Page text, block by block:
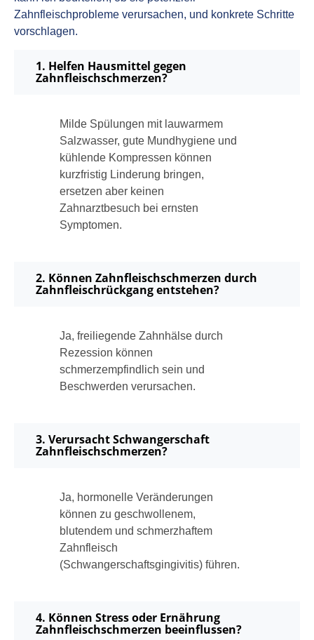
Zahnfleischprobleme verursachen, und konkrete Schritte
vorschlagen.
1. Helfen Hausmittel gegen
Zahnfleischschmerzen?
Milde Spülungen mit lauwarmem
Salzwasser, gute Mundhygiene und
kühlende Kompressen können
kurzfristig Linderung bringen,
ersetzen aber keinen
Zahnarztbesuch bei ernsten
Symptomen.
2. Können Zahnfleischschmerzen durch
Zahnfleischrückgang entstehen?
Ja, freiliegende Zahnhälse durch
Rezession können
schmerzempfindlich sein und
Beschwerden verursachen.
3. Verursacht Schwangerschaft
Zahnfleischschmerzen?
Ja, hormonelle Veränderungen
können zu geschwollenem,
blutendem und schmerzhaftem
Zahnfleisch
(Schwangerschaftsgingivitis) führen.
4. Können Stress oder Ernährung
Zahnfleischschmerzen beeinflussen?